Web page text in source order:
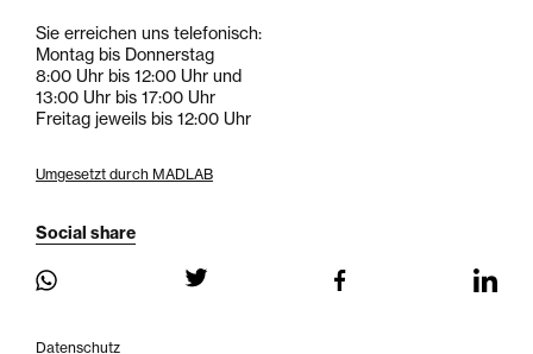
Sie erreichen uns telefonisch:
Montag bis Donnerstag
8:00 Uhr bis 12:00 Uhr und
13:00 Uhr bis 17:00 Uhr
Freitag jeweils bis 12:00 Uhr
Umgesetzt durch MADLAB
Social share
Datenschutz